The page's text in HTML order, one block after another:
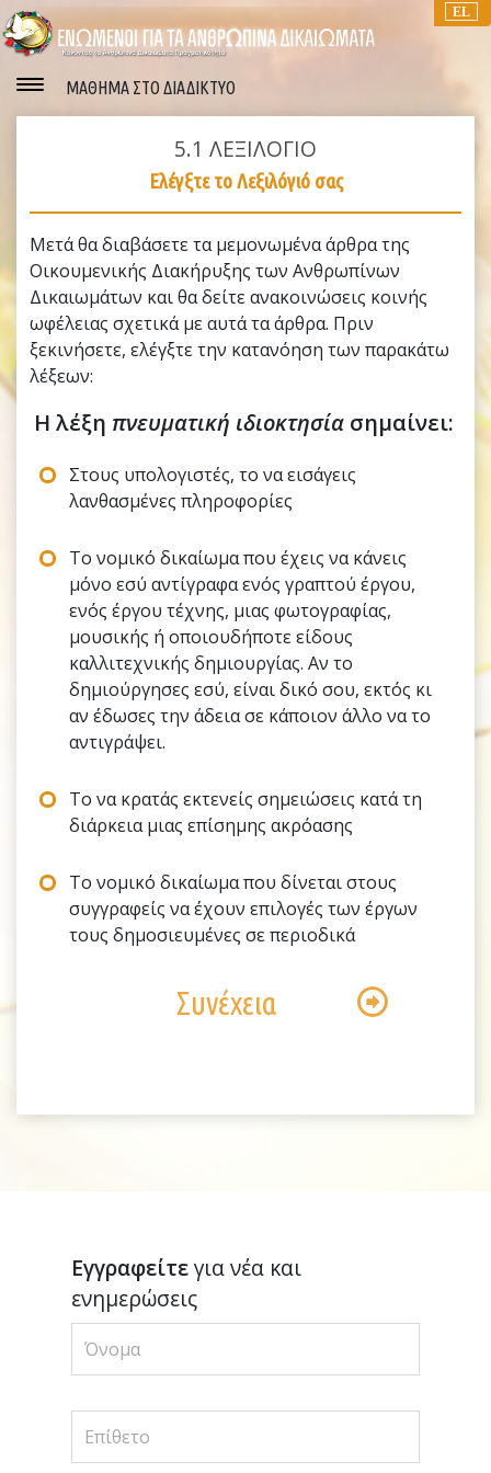
EL
ΜΑΘΗΜΑ ΣΤΟ ΔΙΑΔΙΚΤΥΟ
5.1 ΛΕΞΙΛΟΓΙΟ
Ελέγξτε το Λεξιλόγιό σας
Μετά θα διαβάσετε τα μεμονωμένα άρθρα της
Οικουμενικής Διακήρυξης των Ανθρωπίνων
Δικαιωμάτων και θα δείτε ανακοινώσεις κοινής
ωφέλειας σχετικά με αυτά τα άρθρα. Πριν
ξεκινήσετε, ελέγξτε την κατανόηση των παρακάτω
λέξεων:
Η λέξη πνευματική ιδιοκτησία σημαίνει:
Στους υπολογιστές, το να εισάγεις
λανθασμένες πληροφορίες
Το νομικό δικαίωμα που έχεις να κάνεις
μόνο εσύ αντίγραφα ενός γραπτού έργου,
ενός έργου τέχνης, μιας φωτογραφίας,
μουσικής ή οποιουδήποτε είδους
καλλιτεχνικής δημιουργίας. Αν το
δημιούργησες εσύ, είναι δικό σου, εκτός κι
αν έδωσες την άδεια σε κάποιον άλλο να το
αντιγράψει.
Το να κρατάς εκτενείς σημειώσεις κατά τη
διάρκεια μιας επίσημης ακρόασης
Το νομικό δικαίωμα που δίνεται στους
συγγραφείς να έχουν επιλογές των έργων
τους δημοσιευμένες σε περιοδικά
Συνέχεια
Εγγραφείτεγια νέα και
ενημερώσεις